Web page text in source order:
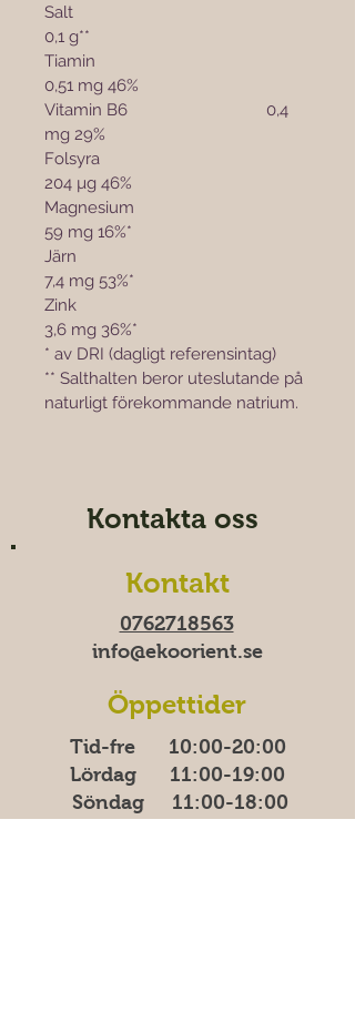
Salt
0,1 g**
Tiamin
0,51 mg 46%
Vitamin B6				0,4
mg 29%
Folsyra
204 µg 46%
Magnesium
59 mg 16%*
Järn
7,4 mg 53%*
Zink
3,6 mg 36%*
* av DRI (dagligt referensintag)
** Salthalten beror uteslutande på
naturligt förekommande natrium.
Kontakta oss
Kontakt
0762718563
info@ekoorient.se​​
Öppettider
Tid-fre 10:00-20​​​:00
Lördag 11:00-19:00
Söndag 11:00-18:00